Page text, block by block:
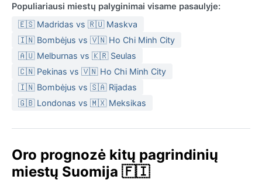
rugpjūčio temperatūra paprastai siekia 15–20 °C, o
dienos būna ilgos dėl vėlyvų saulėlydžių. Žiemos,
priešingai, šaltos ir snieguotos, vidutinė temperatūra
svyruoja nuo –5 °C iki –10 °C, o šalčiausiais mėnesiais
gali nukristi ir žemiau. Kritulių kiekis gana tolygus per
metus, tačiau rudenį ir vėlyvą pavasarį padaugėja
lietaus. Drėgmė vasarą būna vidutinė, žiemą –
sluoksniuota apranga: vasarai užtenka lengvos
neperšlampamas viršutinis sluoksnis.
Geriausias metas apsilankyti Espo, atsižvelgiant į
Populiariausi miestų palyginimai visame pasaulyje:
🇪🇸 Madridas vs 🇷🇺 Maskva
🇮🇳 Bombėjus vs 🇻🇳 Ho Chi Minh City
🇦🇺 Melburnas vs 🇰🇷 Seulas
🇨🇳 Pekinas vs 🇻🇳 Ho Chi Minh City
🇮🇳 Bombėjus vs 🇸🇦 Rijadas
🇬🇧 Londonas vs 🇲🇽 Meksikas
Oro prognozė kitų pagrindinių
miestų Suomija 🇫🇮